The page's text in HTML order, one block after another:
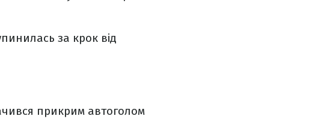
за крок від
прикрим автоголом